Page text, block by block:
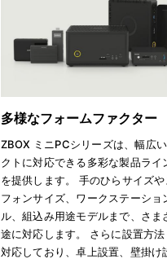
多様なフォームファクター
ZBOX ミニPCシリーズは、幅広
クトに対応できる多彩な製品ライ
を提供します。 手のひらサイズや
フォンサイズ、ワークステーショ
ル、組込み用途モデルまで、さま
途に対応します。 さらに設置方
対応しており、卓上設置、壁掛け